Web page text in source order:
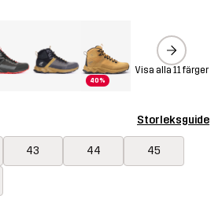
40%
Visa alla 11 färger
Storleksguide
43 44 45